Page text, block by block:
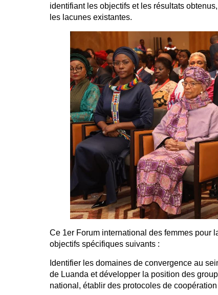
identifiant les objectifs et les résultats
les lacunes existantes.
Ce 1er Forum international des femmes pour
objectifs spécifiques suivants :
Identifier les domaines de convergence au
de Luanda et développer la position des
national, établir des protocoles de